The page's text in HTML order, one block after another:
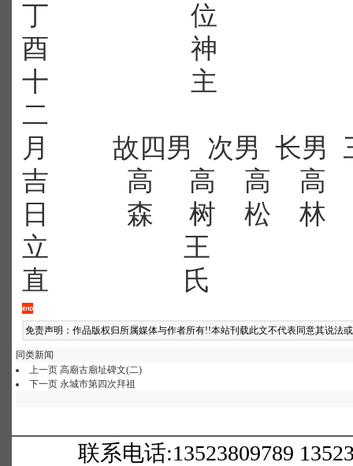
丁
位
酉
神
十
主
二
月
故四男 次男 长男
吉
高 高 高
高
日
森 树 松
林
立
王
直
氏
免责声明：作品版权归所属媒体与作者所有!!本站刊载此文不代表同意其说法
同类新闻
上一页 高廟古廟址碑文(二)
下一页 永城市第四次拜祖
联系电话:13523809789